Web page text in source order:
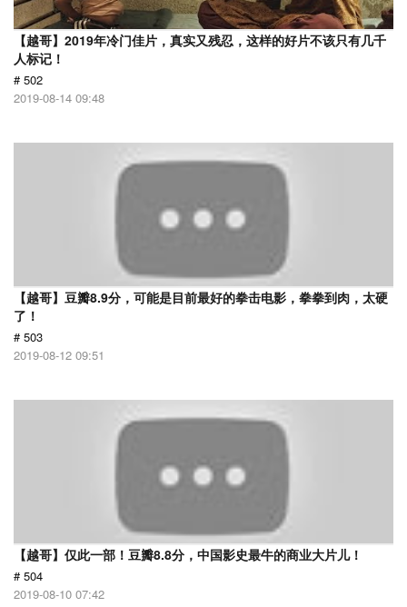
【越哥】2019年冷门佳片，真实又残忍，这样的好片不该只有几千
人标记！
# 502
2019-08-14 09:48
【越哥】豆瓣8.9分，可能是目前最好的拳击电影，拳拳到肉，太硬
了！
# 503
2019-08-12 09:51
【越哥】仅此一部！豆瓣8.8分，中国影史最牛的商业大片儿！
# 504
2019-08-10 07:42